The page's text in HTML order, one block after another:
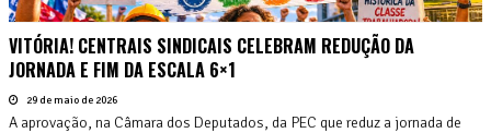
VITÓRIA! CENTRAIS SINDICAIS CELEBRAM REDUÇÃO DA
JORNADA E FIM DA ESCALA 6×1
29 de maio de 2026
A aprovação, na Câmara dos Deputados, da PEC que reduz a jornada de